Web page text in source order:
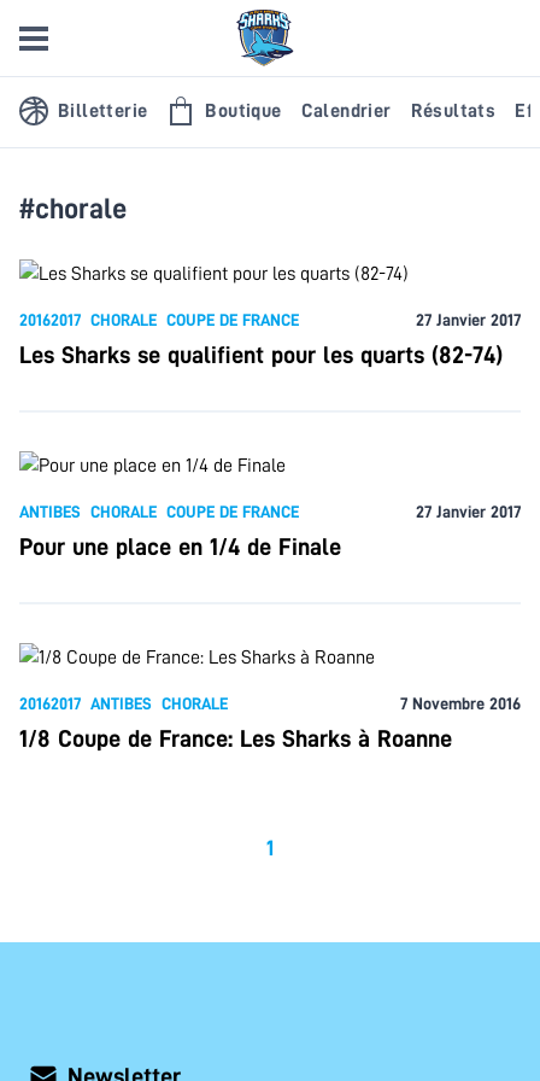
Billetterie Boutique Calendrier Résultats
#chorale
20162017 CHORALE COUPE DE FRANCE 27 Janvier 2017
Les Sharks se qualifient pour les quarts (82-74)
ANTIBES CHORALE COUPE DE FRANCE 27 Janvier 2017
Pour une place en 1/4 de Finale
20162017 ANTIBES CHORALE 7 Novembre 2016
1/8 Coupe de France: Les Sharks à Roanne
1